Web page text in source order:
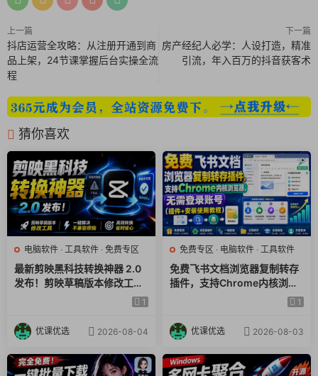
上一篇
抖店运营全攻略：从注册开通到商
品上架，24节课掌握后台实操全流
程
下一篇
房产经纪人必学：人设打造，精准
引流，年入百万的抖音获客术
猜你喜欢
电脑软件 · 工具软件 · 免费专区
最新剪映黑科技转换神器 2.0
发布！剪映草稿版本修改工具
，一键解决剪映草稿不兼容烦1
优课优选 2026-08-04
免费专区 · 电脑软件 · 工具软件
免费飞书文档浏览器复制转存
插件，支持Chrome内核浏览
器，无需登录账号（插件+安 1
优课优选 2026-08-03